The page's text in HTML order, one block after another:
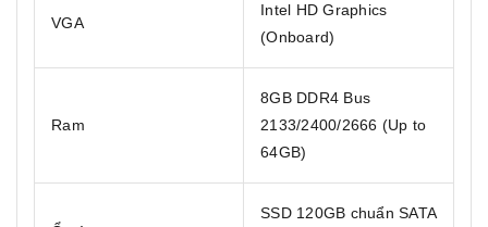
VGA
Intel HD Graphics
(Onboard)
Ram
8GB DDR4 Bus
2133/2400/2666 (Up to
64GB)
SSD 120GB chuẩn SATA